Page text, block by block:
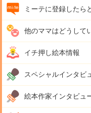
ミーテに登録したら
他のママはどうして
イチ押し絵本情報
スペシャルインタビ
絵本作家インタビュ